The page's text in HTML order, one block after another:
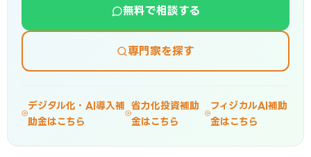
無料で相談する
専門家を探す
デジタル化・AI導入補
助金はこちら
省力化投資補助
金はこちら
フィジカルAI補助
金はこちら